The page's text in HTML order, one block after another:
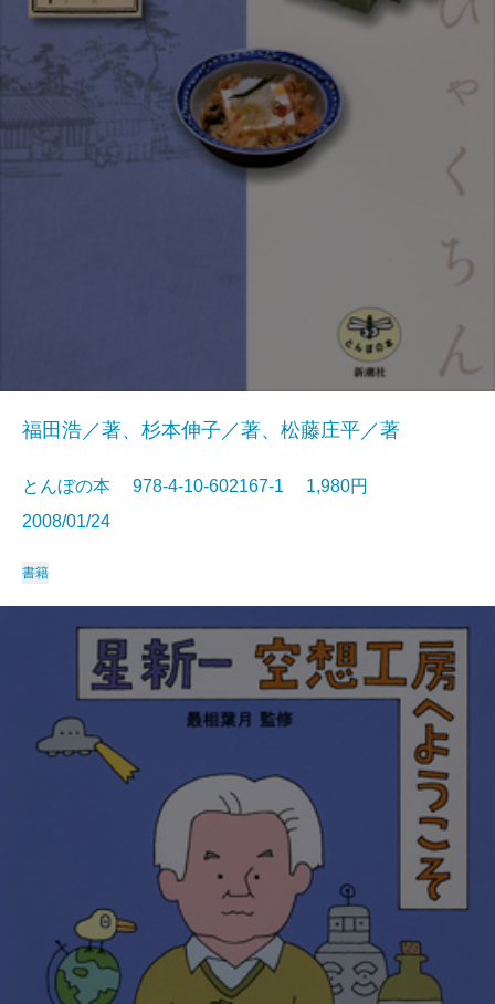
福田浩／著、杉本伸子／著、松藤庄平／著
とんぼの本 978-4-10-602167-1 1,980円
2008/01/24
書籍